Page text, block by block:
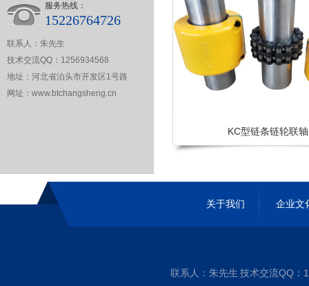
服务热线：
15226764726
联系人：朱先生
技术交流QQ：1256934568
地址：河北省泊头市开发区1号路
网址：www.btchangsheng.cn
KC型链条链轮联
关于我们 企业文
联系人：朱先生 技术交流QQ：